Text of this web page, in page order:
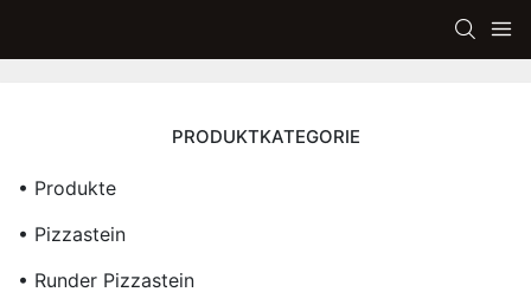
PRODUKTKATEGORIE
• Produkte
• Pizzastein
• Runder Pizzastein